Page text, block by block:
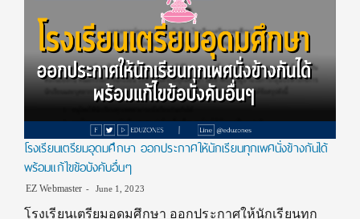
โรงเรียนเตรียมอุดมศึกษา ออกประกาศให้นักเรียนทุกเพศนั่งข้างกันได้
พร้อมแก้ไขข้อบังคับอื่นๆ
EZ Webmaster June 1, 2023
โรงเรียนเตรียมอุดมศึกษา ออกประกาศให้นักเรียนทุก